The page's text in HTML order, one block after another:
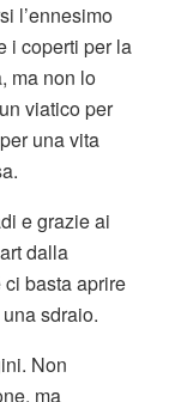
l’ennesimo
i coperti per la
ma non lo
viatico per
una vita
e grazie ai
dalla
basta aprire
sdraio.
Non
ma